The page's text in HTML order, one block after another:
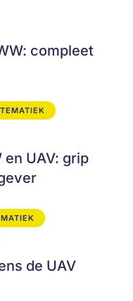
compleet
UAV: grip
de UAV